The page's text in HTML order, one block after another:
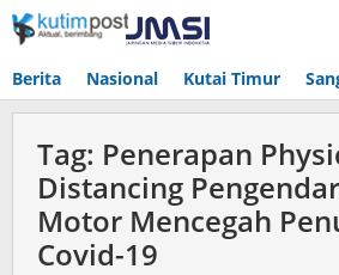
Lewati
ke
Berita Nasional Kutai Timur
Tag: Penerapan
Distancing
Motor Mencegah
Covid-19